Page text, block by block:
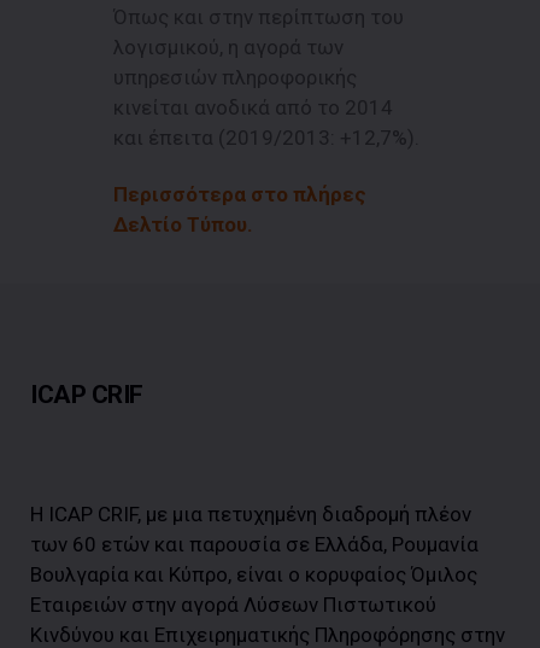
Όπως και στην περίπτωση του
λογισμικού, η αγορά των
υπηρεσιών πληροφορικής
κινείται ανοδικά από το 2014
και έπειτα (2019/2013: +12,7%).
Περισσότερα στο πλήρες
Δελτίο Τύπου.
ICAP CRIF
Η ICAP CRIF, με μια πετυχημένη διαδρομή πλέον
των 60 ετών και παρουσία σε Ελλάδα, Ρουμανία
Βουλγαρία και Κύπρο, είναι ο κορυφαίος Όμιλος
Εταιρειών στην αγορά Λύσεων Πιστωτικού
Κινδύνου και Επιχειρηματικής Πληροφόρησης στην